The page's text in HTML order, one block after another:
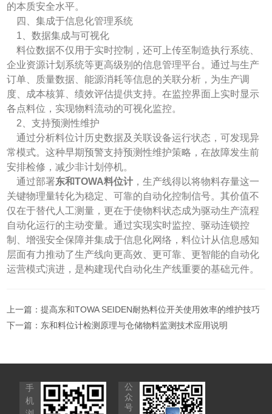
的本质安全水平。
四、集成于信息化管理系统
1、数据集成与可视化
料位数据不仅用于实时控制，还可上传至制造执行系统、
企业资源计划系统等更高级别的信息管理平台。通过与生产
订单、质量数据、能源消耗等信息的关联分析，为生产调
度、成本核算、绩效评估提供支持。在监控界面上实时显示
各点料位，实现物料流动的可视化监控。
2、支持预测性维护
通过分析料位计历史数据及关联设备运行状态，可发现异
常模式。这种早期预警支持预测性维护策略，在故障发生前
安排检修，减少非计划停机。
通过部署东和TOWA料位计 ，生产线得以将物料存量这一
关键物理量转化为稳定、可靠的自动化控制信号。其价值不
仅在于替代人工测量，更在于使物料状态成为驱动生产流程
自动化运行的主动变量。通过实现实时监控、驱动连锁控
制、增强安全保障并集成于信息化网络，料位计从信息感知
层面有力推动了生产线向更高效、更可靠、更智能的自动化
运营模式演进，是构建现代自动化生产线重要的基础元件。
上一篇：提高东和TOWA SEIDEN耐热料位开关使用效率的维护技巧
下一篇： 东和料位计检测原理与仓储物料监测技术应用说明
手
机
公
众
号